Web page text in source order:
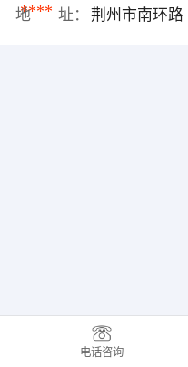
****
地 址： 荆州市南环路
电话咨询